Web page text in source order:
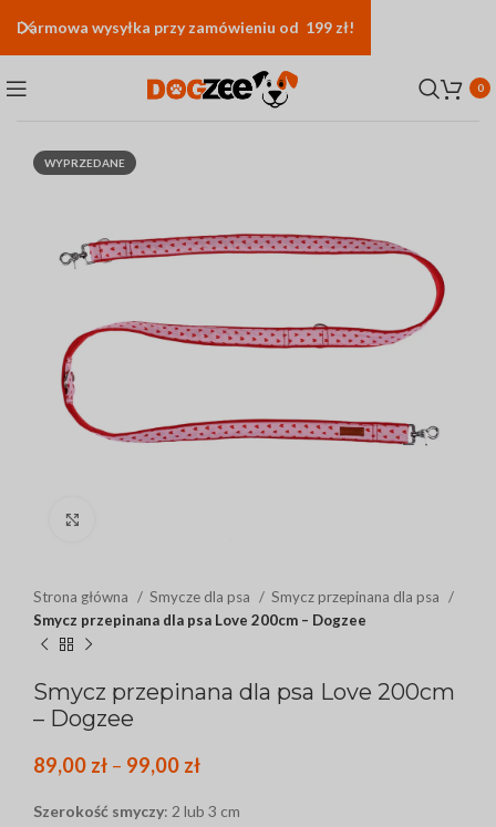
0
WYPRZEDANE
Strona główna Smycze dla psa
Smycz przepinana dla psa
Smycz przepinana dla psa Love 200cm – Dogzee
Smycz przepinana dla psa Love 200cm
– Dogzee
89,00 zł – 99,00 zł
Szerokość smyczy: 2 lub 3 cm
Darmowa wysyłka przy zamówieniu od 199 zł!